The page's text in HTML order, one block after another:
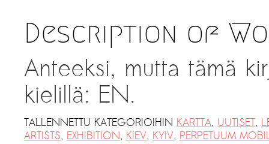
Description of
Anteeksi, mutta tämä
kielillä: EN.
TALLENNETTU KATEGORIOIHIN KARTTA, UUTISET,
ARTISTS, EXHIBITION, KIEV, KYIV, PERPETUUM